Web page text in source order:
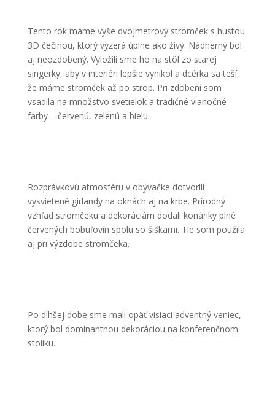
Tento rok máme vyše dvojmetrový stromček s hustou
3D čečinou, ktorý vyzerá úplne ako živý. Nádherný bol
aj neozdobený. Vyložili sme ho na stôl zo starej
singerky, aby v interiéri lepšie vynikol a dcérka sa teší,
že máme stromček až po strop. Pri zdobení som
vsadila na množstvo svetielok a tradičné vianočné
farby – červenú, zelenú a bielu.
Rozprávkovú atmosféru v obývačke dotvorili
vysvietené girlandy na oknách aj na krbe. Prírodný
vzhľad stromčeku a dekoráciám dodali konáriky plné
červených bobuľovín spolu so šiškami. Tie som použila
aj pri výzdobe stromčeka.
Po dlhšej dobe sme mali opäť visiaci adventný veniec,
ktorý bol dominantnou dekoráciou na konferenčnom
stolíku.